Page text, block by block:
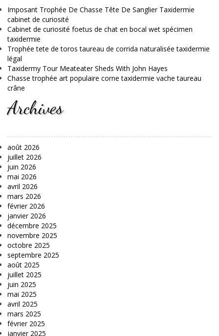
Imposant Trophée De Chasse Tête De Sanglier Taxidermie
cabinet de curiosité
Cabinet de curiosité foetus de chat en bocal wet spécimen
taxidermie
Trophée tete de toros taureau de corrida naturalisée taxidermie
légal
Taxidermy Tour Meateater Sheds With John Hayes
Chasse trophée art populaire corne taxidermie vache taureau
crâne
Archives
août 2026
juillet 2026
juin 2026
mai 2026
avril 2026
mars 2026
février 2026
janvier 2026
décembre 2025
novembre 2025
octobre 2025
septembre 2025
août 2025
juillet 2025
juin 2025
mai 2025
avril 2025
mars 2025
février 2025
janvier 2025